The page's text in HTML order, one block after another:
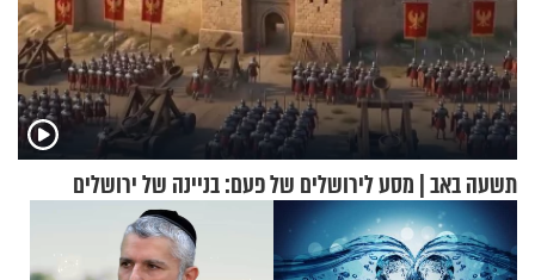
תשעה באב | מסע לירושלים של פעם: בניינה של ירושלים